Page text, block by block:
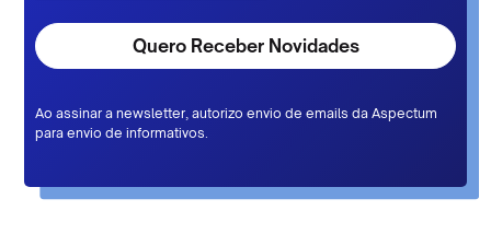
Ao assinar a newsletter, autorizo envio de emails da Aspectum
para envio de informativos.